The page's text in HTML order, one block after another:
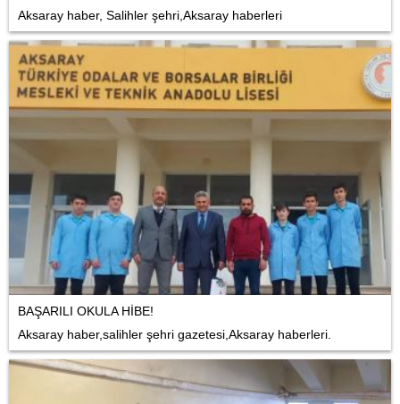
Aksaray haber, Salihler şehri,Aksaray haberleri
BAŞARILI OKULA HİBE!
Aksaray haber,salihler şehri gazetesi,Aksaray haberleri.